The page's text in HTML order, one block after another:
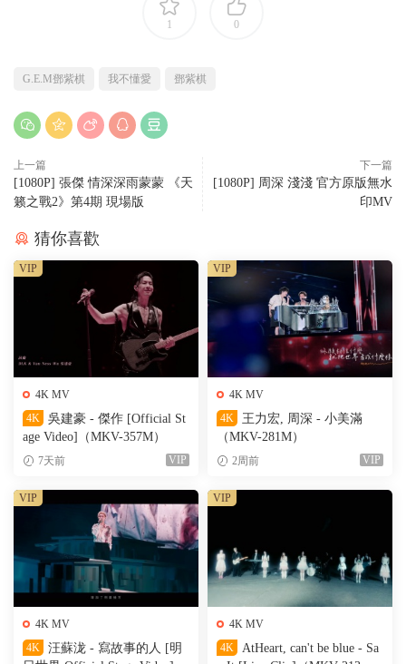
1 0
G.E.M鄧紫棋 我不懂愛 鄧紫棋
上一篇
[1080P] 張傑 情深深雨蒙蒙 《天
籁之戰2》第4期 現場版
下一篇
[1080P] 周深 淺淺 官方原版無水
印MV
猜你喜歡
4K MV
4K
吳建豪 - 傑作 [Official St
age Video]（MKV-357M）
7天前 VIP
VIP
4K MV
4K
王力宏, 周深 - 小美滿
（MKV-281M）
2周前 VIP
VIP
4K MV
4K
汪蘇泷 - 寫故事的人 [明
VIP
4K MV
4K
AtHeart, can't be blue - Sa
VIP